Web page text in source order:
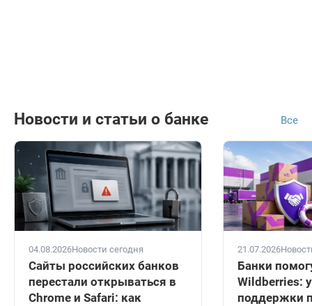
Новости и статьи о банке Все
04.08.2026Новости сегодня
Сайты российских банков
перестали открываться в
Chrome и Safari: как
21.07.2026
Банки
Wildberries:
поддержки